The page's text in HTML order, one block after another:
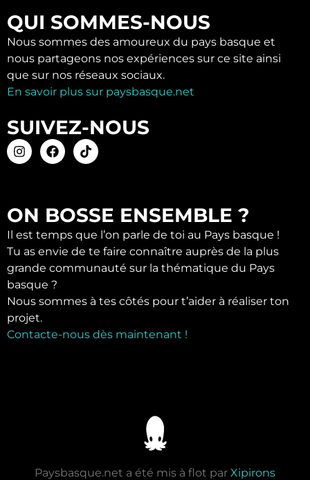
QUI SOMMES-NOUS
Nous sommes des amoureux du pays basque et
nous partageons nos expériences sur ce site ainsi
que sur nos réseaux sociaux.
En savoir plus sur paysbasque.net
SUIVEZ-NOUS
ON BOSSE ENSEMBLE ?
Il est temps que l’on parle de toi au Pays basque !
Tu as envie de te faire connaître auprès de la plus
grande communauté sur la thématique du Pays
basque ?
Nous sommes à tes côtés pour t’aider à réaliser ton
projet.
Contacte-nous dès maintenant !
Paysbasque.net a été mis à flot par Xipirons